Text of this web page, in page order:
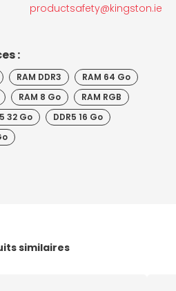
productsafety@kingston.ie
:
RAM DDR3
RAM 64 Go
RAM 8 Go
RAM RGB
32 Go
DDR5 16 Go
similaires